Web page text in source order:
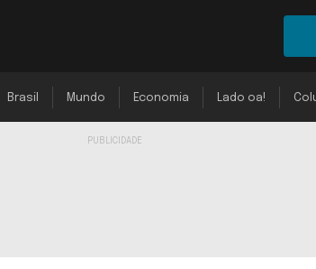
Brasil Mundo Economia Lado oa!